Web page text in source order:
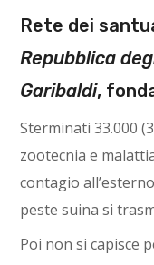
Rete dei
Repubblica
Garibaldi,
Sterminati 33.000
zootecnia e
contagio
peste suina si
Poi non si capisce